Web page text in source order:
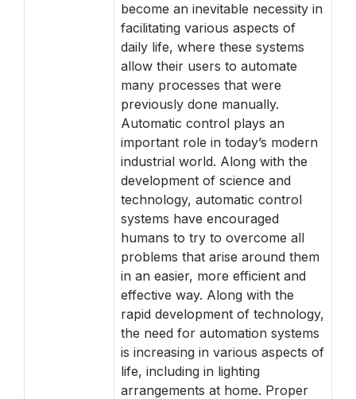
become an inevitable necessity in
facilitating various aspects of
daily life, where these systems
allow their users to automate
many processes that were
previously done manually.
Automatic control plays an
important role in today’s modern
industrial world. Along with the
development of science and
technology, automatic control
systems have encouraged
humans to try to overcome all
problems that arise around them
in an easier, more efficient and
effective way. Along with the
rapid development of technology,
the need for automation systems
is increasing in various aspects of
life, including in lighting
arrangements at home. Proper